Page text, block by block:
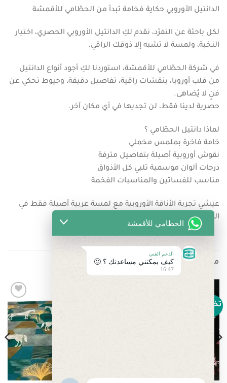
الدانتيل الأوروبي حكاية فخامة تبدأ من الحطّامي للأقمشة
لكل باحثة عن التفرّد، نقدم لكِ الدانتيل الأوروبي الحصري، اختيار
النخبة، ولمسة لا تشبه إلا ذوقك الراقي.
في شركة الحطّامي للأقمشة، استوردنا لكِ أجود أنواع الدانتيل
من قلب أوروبا، بنقشات راقية، تفاصيل دقيقة، وخيوط تحكي عن
فنٍ لا يُضاهى.
حصرية لدينا فقط، لن تجديها في أي مكان آخر.
لماذا دانتيل الحطّامي ؟
خامة فاخرة بملمس مخملي
نقوش أوروبية أصيلة بتفاصيل مترفة
درجات ألوان موسمية تلبي كل الأذواق
مناسب للفساتين والمناسبات الفخمة
عيشي تجربة الأناقة الأوروبية مع لمسة عربية أصيلة فقط في
الحطّامي للأقمشة
منتجات ذات صلة
تخفيض!
Add to
wishlist
الحطامي للأقمشة
الدعم الفني
كيف يمكنني مساعدتك ؟ 🙂
16:47